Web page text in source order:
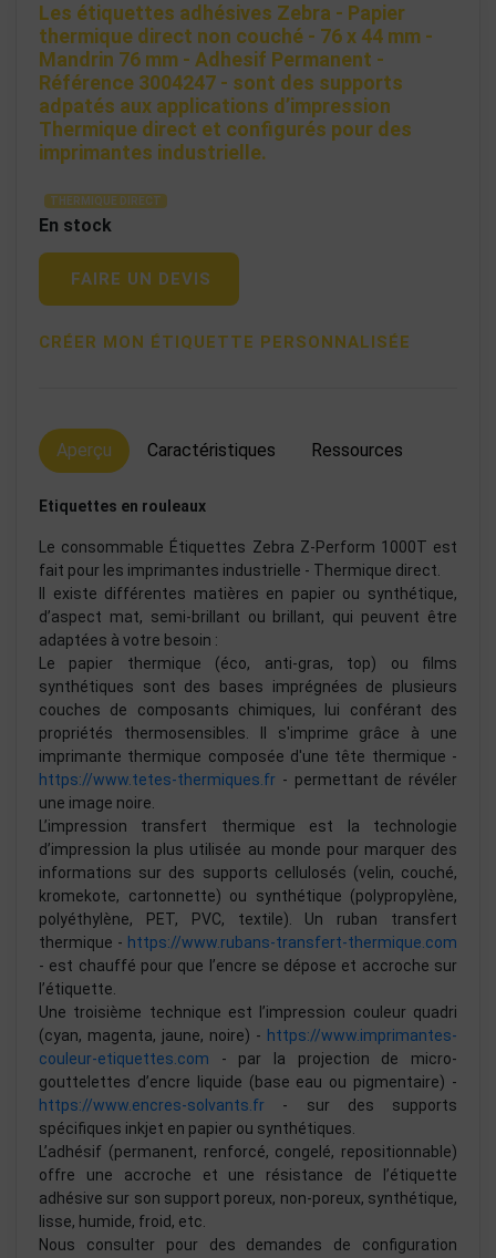
Les étiquettes adhésives Zebra - Papier
thermique direct non couché - 76 x 44 mm -
Mandrin 76 mm - Adhesif Permanent -
Référence 3004247 - sont des supports
adpatés aux applications d’impression
Thermique direct et configurés pour des
imprimantes industrielle.
THERMIQUE DIRECT
En stock
FAIRE UN DEVIS
CRÉER MON ÉTIQUETTE PERSONNALISÉE
Aperçu Caractéristiques Ressources
Etiquettes en rouleaux
Le consommable Étiquettes Zebra Z-Perform 1000T est
fait pour les imprimantes industrielle - Thermique direct.
Il existe différentes matières en papier ou synthétique,
d’aspect mat, semi-brillant ou brillant, qui peuvent être
adaptées à votre besoin :
Le papier thermique (éco, anti-gras, top) ou films
synthétiques sont des bases imprégnées de plusieurs
couches de composants chimiques, lui conférant des
propriétés thermosensibles. Il s'imprime grâce à une
imprimante thermique composée d'une tête thermique -
https://www.tetes-thermiques.fr - permettant de révéler
une image noire.
L’impression transfert thermique est la technologie
d’impression la plus utilisée au monde pour marquer des
informations sur des supports cellulosés (velin, couché,
kromekote, cartonnette) ou synthétique (polypropylène,
polyéthylène, PET, PVC, textile). Un ruban transfert
thermique - https://www.rubans-transfert-thermique.com
- est chauffé pour que l’encre se dépose et accroche sur
l’étiquette.
Une troisième technique est l’impression couleur quadri
(cyan, magenta, jaune, noire) - https://www.imprimantes-
couleur-etiquettes.com - par la projection de micro-
gouttelettes d’encre liquide (base eau ou pigmentaire) -
https://www.encres-solvants.fr - sur des supports
spécifiques inkjet en papier ou synthétiques.
L’adhésif (permanent, renforcé, congelé, repositionnable)
offre une accroche et une résistance de l’étiquette
adhésive sur son support poreux, non-poreux, synthétique,
lisse, humide, froid, etc.
Nous consulter pour des demandes de configuration